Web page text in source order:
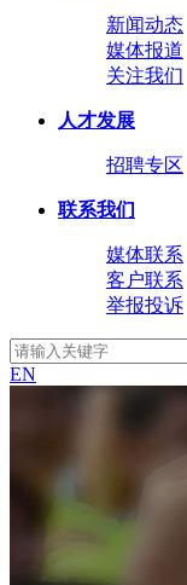
新闻动态
媒体报道
关注我们
人才发展
招聘专区
联系我们
媒体联系
客户联系
举报投诉
EN